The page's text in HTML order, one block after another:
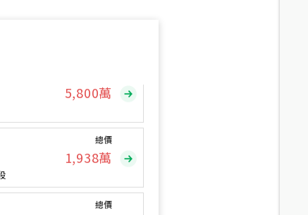
總價
1,938萬
總價
1,350萬